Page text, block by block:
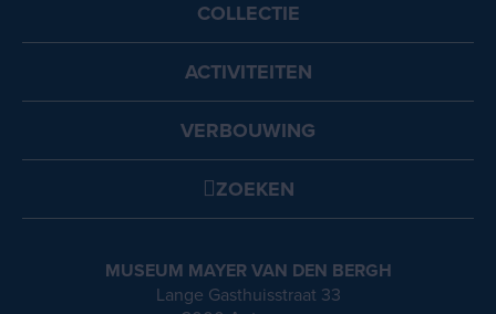
COLLECTIE
ACTIVITEITEN
VERBOUWING
ZOEKEN
MUSEUM MAYER VAN DEN BERGH
Lange Gasthuisstraat 33